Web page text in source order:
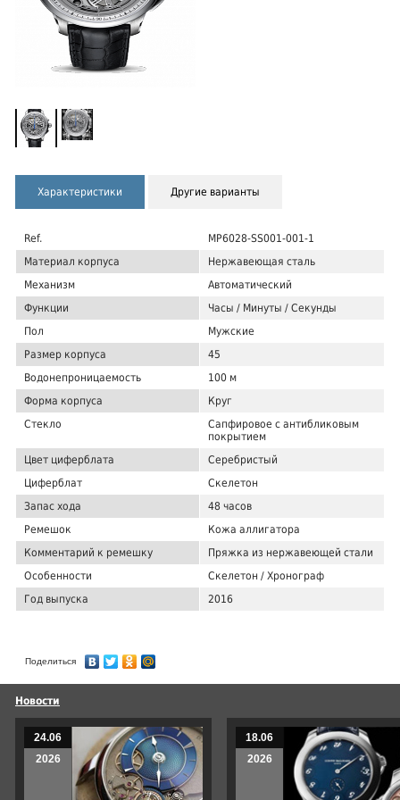
Характеристики Другие варианты
Ref.
MP6028-SS001-001-1
Материал корпуса
Нержавеющая сталь
Механизм
Автоматический
Функции
Часы / Минуты / Секунды
Пол
Мужские
Размер корпуса
45
Водонепроницаемость
100 м
Форма корпуса
Круг
Стекло
Сапфировое с антибликовым
покрытием
Цвет циферблата
Серебристый
Циферблат
Скелетон
Запас хода
48 часов
Ремешок
Кожа аллигатора
Комментарий к ремешку
Пряжка из нержавеющей стали
Особенности
Скелетон / Хронограф
Год выпуска
2016
Поделиться
Новости
24.06
2026
18.06
2026